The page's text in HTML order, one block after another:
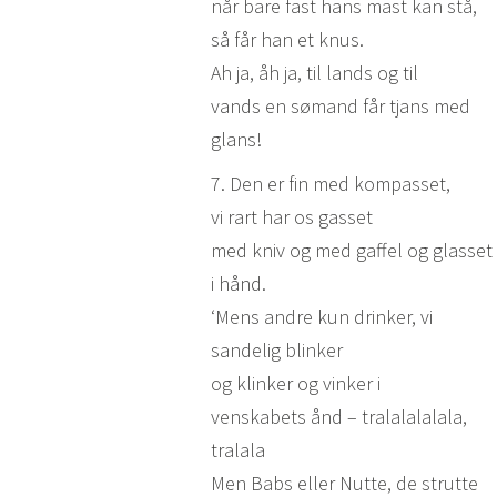
når bare fast hans mast kan stå,
så får han et knus.
Ah ja, åh ja, til lands og til
vands en sømand får tjans med
glans!
7. Den er fin med kompasset,
vi rart har os gasset
med kniv og med gaffel og glasset
i hånd.
‘Mens andre kun drinker, vi
sandelig blinker
og klinker og vinker i
venskabets ånd – tralalalalala,
tralala
Men Babs eller Nutte, de strutte